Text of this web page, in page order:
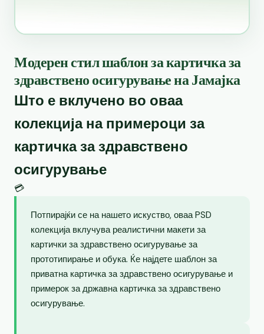
Модерен стил шаблон за картичка за
здравствено осигурување на Јамајка
Што е вклучено во оваа
колекција на примероци за
картичка за здравствено
осигурување
💳
Потпирајќи се на нашето искуство, оваа PSD
колекција вклучува реалистични макети за
картички за здравствено осигурување за
прототипирање и обука. Ќе најдете шаблон за
приватна картичка за здравствено осигурување и
примерок за државна картичка за здравствено
осигурување.